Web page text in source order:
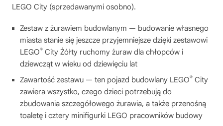
LEGO City (sprzedawanymi osobno).
Zestaw z żurawiem budowlanym — budowanie własnego
miasta stanie się jeszcze przyjemniejsze dzięki zestawowi
LEGO® City Żółty ruchomy żuraw dla chłopców i
dziewcząt w wieku od dziewięciu lat
Zawartość zestawu — ten pojazd budowlany LEGO® City
zawiera wszystko, czego dzieci potrzebują do
zbudowania szczegółowego żurawia, a także przenośną
toaletę i cztery minifigurki LEGO pracowników budowy